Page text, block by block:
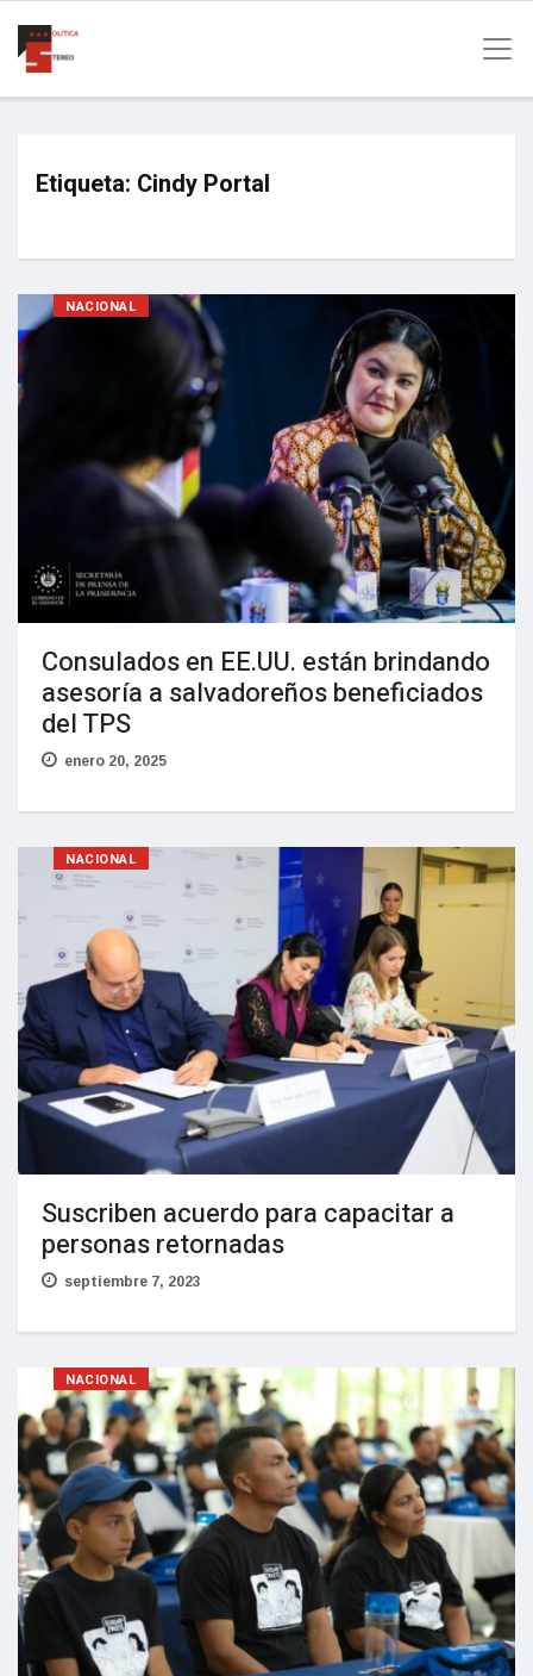
Etiqueta: Cindy Portal
NACIONAL
Consulados en EE.UU. están brindando
asesoría a salvadoreños beneficiados
del TPS
enero 20, 2025
NACIONAL
Suscriben acuerdo para capacitar a
personas retornadas
septiembre 7, 2023
NACIONAL